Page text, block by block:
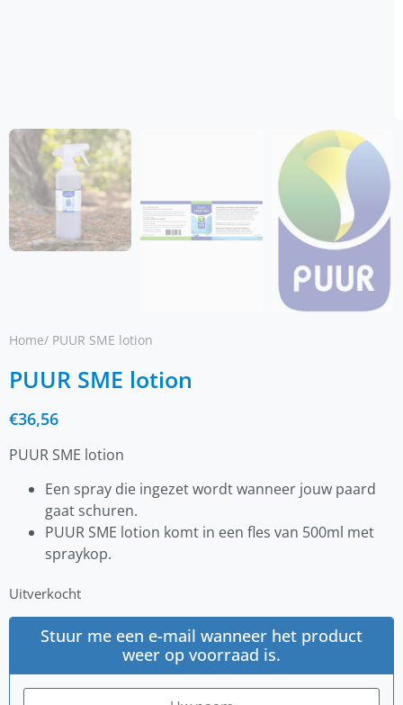
Home/ PUUR SME lotion
PUUR SME lotion
€36,56
PUUR SME lotion
Een spray die ingezet wordt wanneer jouw paard
gaat schuren.
PUUR SME lotion komt in een fles van 500ml met
spraykop.
Uitverkocht
Stuur me een e-mail wanneer het product
weer op voorraad is.